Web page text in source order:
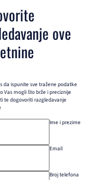
ove
da ispunite sve tražene podatke
Vas mogli što brže i preciznije
te dogovoriti razgledavanje
Ime i prezime
Email
Broj telefona